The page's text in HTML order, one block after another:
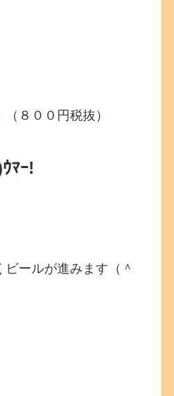
（８００円税抜）
ﾏｰ!
ールが進みます（＾